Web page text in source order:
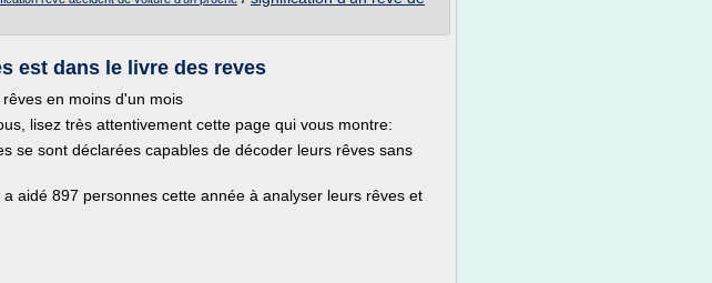
est dans le livre des reves
en moins d'un mois
lisez très attentivement cette page qui vous montre:
se sont déclarées capables de décoder leurs rêves sans
aidé 897 personnes cette année à analyser leurs rêves et